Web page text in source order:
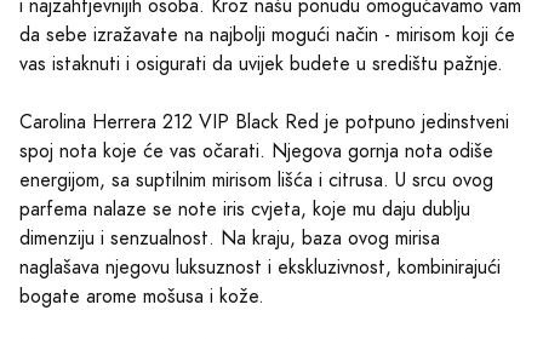
i najzahtjevnijih osoba. Kroz našu ponudu omogućavamo vam
da sebe izražavate na najbolji mogući način - mirisom koji će
vas istaknuti i osigurati da uvijek budete u središtu pažnje.
Carolina Herrera 212 VIP Black Red je potpuno jedinstveni
spoj nota koje će vas očarati. Njegova gornja nota odiše
energijom, sa suptilnim mirisom lišća i citrusa. U srcu ovog
parfema nalaze se note iris cvjeta, koje mu daju dublju
dimenziju i senzualnost. Na kraju, baza ovog mirisa
naglašava njegovu luksuznost i ekskluzivnost, kombinirajući
bogate arome mošusa i kože.